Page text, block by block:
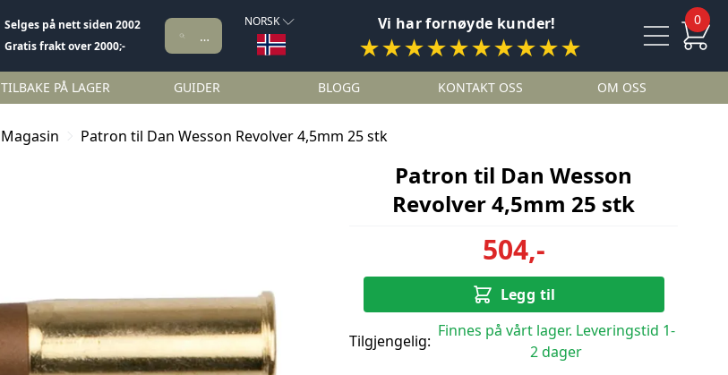
Selges på nett siden 2002
Gratis frakt over 2000;-
NORSK Vi har fornøyde kunder!
★★★★★★★★★★
0
TILBAKE PÅ LAGER GUIDER BLOGG KONTAKT OSS OM OSS
Magasin Patron til Dan Wesson Revolver 4,5mm 25 stk
Patron til Dan Wesson
Revolver 4,5mm 25 stk
504,-
Legg til
Tilgjengelig:
Finnes på vårt lager. Leveringstid 1-
2 dager